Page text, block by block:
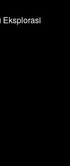
Eksplorasi